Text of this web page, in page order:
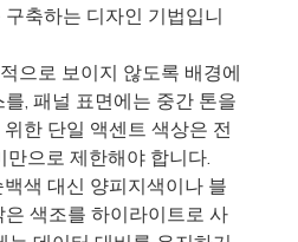
축하는 디자인 기법입니
으로 보이지 않도록 배경에
, 패널 표면에는 중간 톤을
한 단일 액센트 색상은 전
으로 제한해야 합니다.
색 대신 양피지색이나 블
색조를 하이라이트로 사